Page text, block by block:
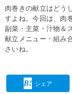
肉巻きの献立はどう
すよね。今回は、肉
副菜・主菜・汁物＆
献立メニュー・組み
さいね。
シェア